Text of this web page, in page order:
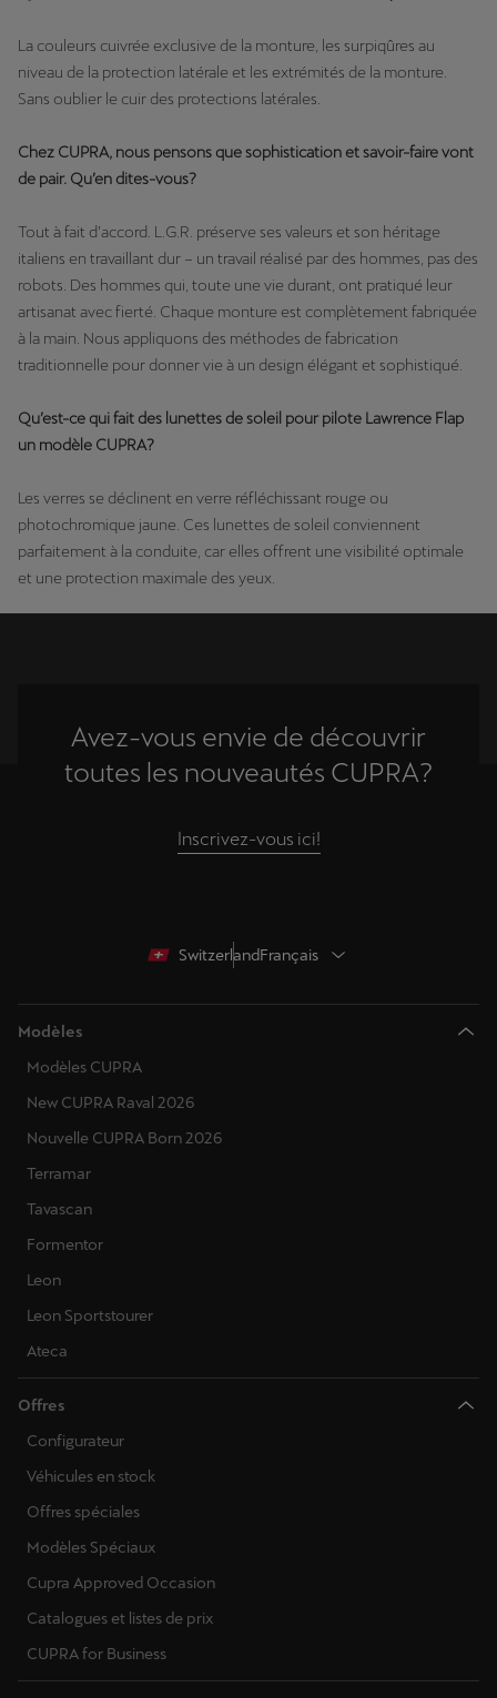
La couleurs cuivrée exclusive de la monture, les surpiqûres au
niveau de la protection latérale et les extrémités de la monture.
Sans oublier le cuir des protections latérales.
Chez CUPRA, nous pensons que sophistication et savoir-faire vont
de pair. Qu’en dites-vous?
Tout à fait d’accord. L.G.R. préserve ses valeurs et son héritage
italiens en travaillant dur – un travail réalisé par des hommes, pas des
robots. Des hommes qui, toute une vie durant, ont pratiqué leur
artisanat avec fierté. Chaque monture est complètement fabriquée
à la main. Nous appliquons des méthodes de fabrication
traditionnelle pour donner vie à un design élégant et sophistiqué.
Qu’est-ce qui fait des lunettes de soleil pour pilote Lawrence Flap
un modèle CUPRA?
Les verres se déclinent en verre réfléchissant rouge ou
photochromique jaune. Ces lunettes de soleil conviennent
parfaitement à la conduite, car elles offrent une visibilité optimale
et une protection maximale des yeux.
Avez-vous envie de découvrir
toutes les nouveautés CUPRA?
Inscrivez-vous ici!
SwitzerlandFrançais
Modèles
Modèles CUPRA
New CUPRA Raval 2026
Nouvelle CUPRA Born 2026
Terramar
Tavascan
Formentor
Leon
Leon Sportstourer
Ateca
Offres
Configurateur
Véhicules en stock
Offres spéciales
Modèles Spéciaux
Cupra Approved Occasion
Catalogues et listes de prix
CUPRA for Business